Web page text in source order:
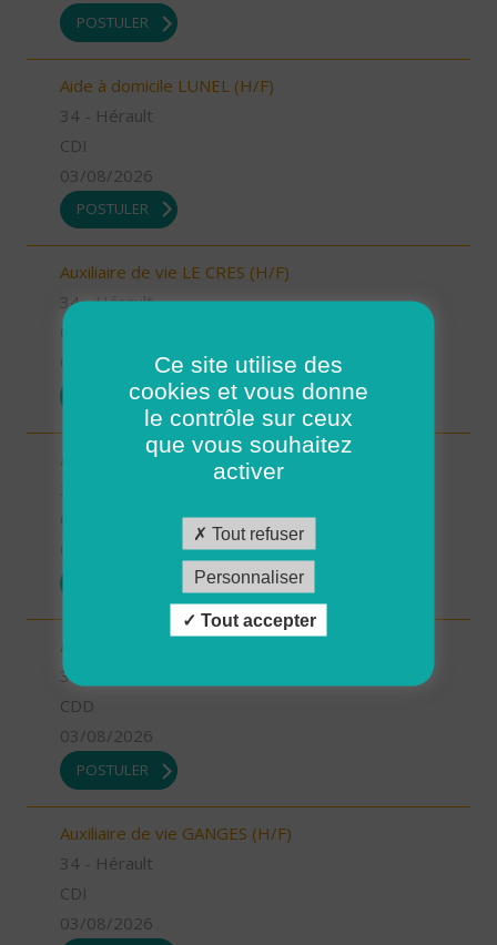
POSTULER
Aide à domicile LUNEL (H/F)
34 - Hérault
CDI
03/08/2026
POSTULER
Auxiliaire de vie LE CRES (H/F)
34 - Hérault
POSTULER
Aide à domicile LE CRES (H/F)
Aide à domicile GANGES (H/F)
34 - Hérault
CDD
03/08/2026
POSTULER
Auxiliaire de vie GANGES (H/F)
34 - Hérault
CDI
03/08/2026
Ce site utilise des
cookies et vous donne
le contrôle sur ceux
que vous souhaitez
activer
Tout refuser
Personnaliser
Tout accepter